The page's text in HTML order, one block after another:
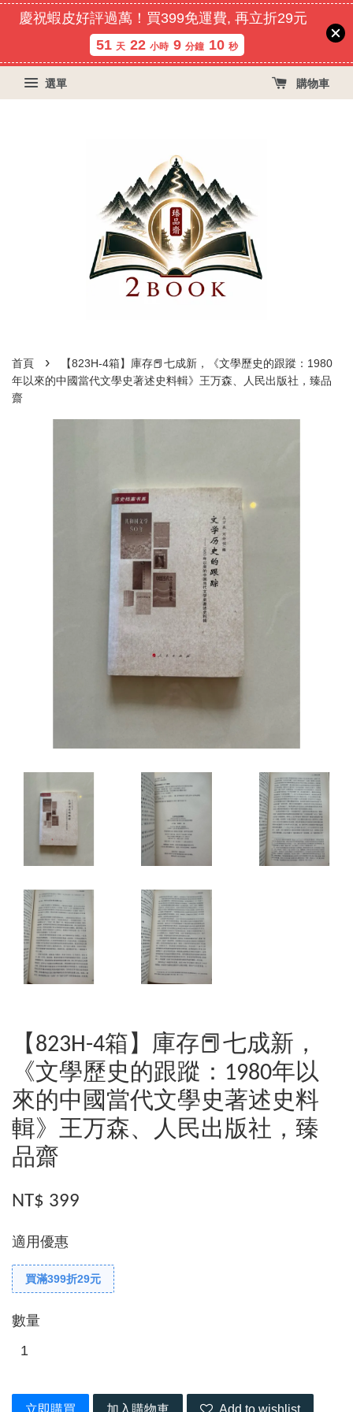
慶祝蝦皮好評過萬！買399免運費, 再立折29元
51 天 22 小時 9 分鐘 10 秒
選單 購物車
首頁 ›
【823H-4箱】庫存📕七成新，《文學歷史的跟蹤：1980
年以來的中國當代文學史著述史料輯》王万森、人民出版社，臻品
齋
【823H-4箱】庫存📕七成新，
《文學歷史的跟蹤：1980年以
來的中國當代文學史著述史料
輯》王万森、人民出版社，臻
品齋
NT$ 399
適用優惠
買滿399折29元
數量
立即購買 加入購物車 Add to wishlist